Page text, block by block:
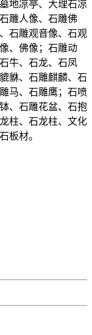
地凉亭、大理石凉
雕人像、石雕佛
石雕观音像、石观
、佛像；石雕动
牛、石龙、石凤
貅、石雕麒麟、石
马、石雕鹰；石喷
、石雕花盆、石抱
柱、石龙柱、文化
板材。